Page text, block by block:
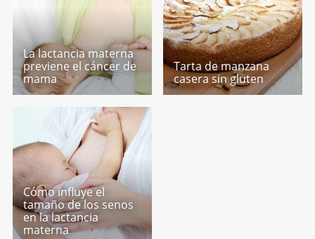
La lactancia materna
previene el cáncer de
mama
Tarta de manzana
casera sin gluten
Cómo influye el
tamaño de los senos
en la lactancia
materna